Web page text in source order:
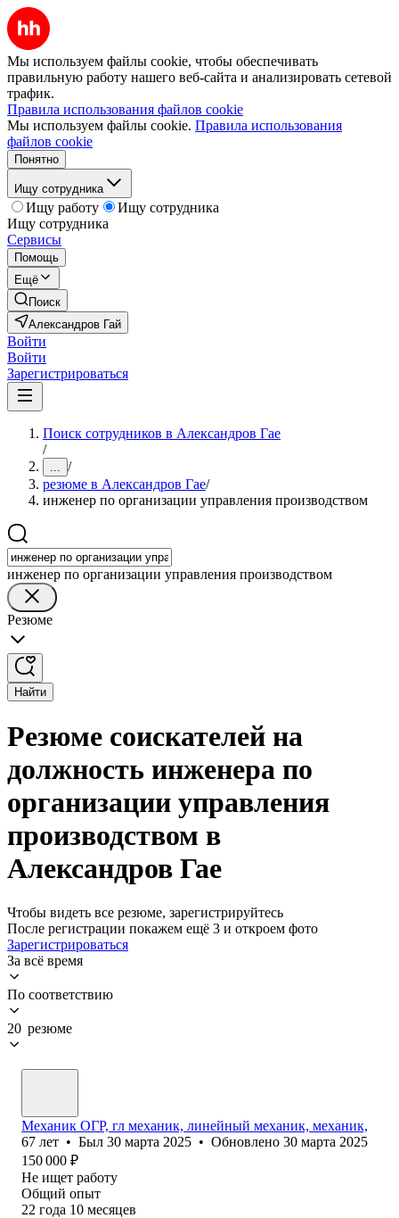
Мы используем файлы cookie, чтобы обеспечивать
правильную работу нашего веб-сайта и анализировать сетевой
трафик.
Правила использования файлов cookie
Мы используем файлы cookie. Правила использования
файлов cookie
Понятно
Ищу сотрудника
Ищу работу
Ищу сотрудника
Ищу сотрудника
Сервисы
Помощь
Ещё
Поиск
Александров Гай
Войти
Войти
Зарегистрироваться
Поиск сотрудников в Александров Гае
/
... /
резюме в Александров Гае/
инженер по организации управления производством
инженер по организации управления производством
Резюме
Найти
Резюме соискателей на
должность инженера по
организации управления
производством в
Александров Гае
Чтобы видеть все резюме, зарегистрируйтесь
После регистрации покажем ещё 3 и откроем фото
Зарегистрироваться
За всё время
По соответствию
20 резюме
Механик ОГР, гл механик, линейный механик, механик,
67 лет • Был 30 марта 2025 • Обновлено 30 марта 2025
150 000 ₽
Не ищет работу
Общий опыт
22 года 10 месяцев